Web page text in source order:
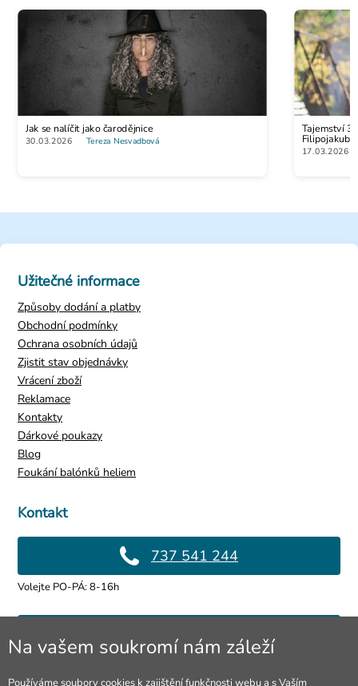
Jak se nalíčit jako čarodějnice
30.03.2026 Tereza Nesvadbová
Tajemství
17.03.2026
Kontakt
737 541 244
Volejte PO-PÁ: 8-16h
info@4lol.cz
Užitečné informace
Způsoby dodání a platby
Obchodní podmínky
Ochrana osobních údajů
Zjistit stav objednávky
Vrácení zboží
Reklamace
Kontakty
Dárkové poukazy
Blog
Foukání balónků heliem
Na vašem soukromí nám záleží
Používáme soubory cookies k zajištění funkčnosti webu a s Vaším